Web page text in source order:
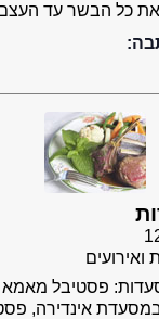
את כל הבשר עד
פסטיבל
במסעדת אינדירה,